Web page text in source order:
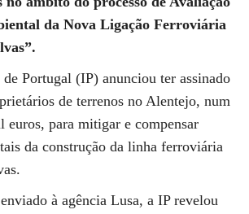
da Nova Ligação Ferroviária
Portugal (IP) anunciou ter assinado
de terrenos no Alentejo, num
euros, para mitigar e compensar
da construção da linha ferroviária
à agência Lusa, a IP revelou